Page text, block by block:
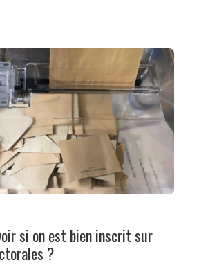
si on est bien inscrit sur
?